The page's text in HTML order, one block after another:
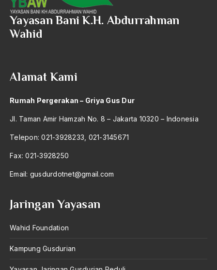
2007
2006
2003
2001
2000
1999
1998
1996
1995
Tradisi Ilmu Agama
Tradisi Keilmuan
Tradisi Marpangir
Tradisi Minang
Tradisi Pesantren
Tradisi Politik
Tradisi Syura
tradisionalis
Tragedi Ketapang
Tragedi Situbondo
Tranformasi
Tranformasi Ekonomi
Yayasan Bani K.H. Abdurrahman
Wahid
Alamat Kami
Rumah Pergerakan – Griya Gus Dur
Jl. Taman Amir Hamzah No. 8 – Jakarta 10320 – Indonesia
Telepon: 021-3928233, 021-3145671
Fax: 021-3928250
Email: gusdurdotnet@gmail.com
Jaringan Yayasan
Wahid Foundation
Kampung Gusdurian